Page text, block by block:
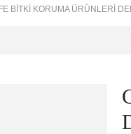
BITKI KORUMA ÜRÜNLERI